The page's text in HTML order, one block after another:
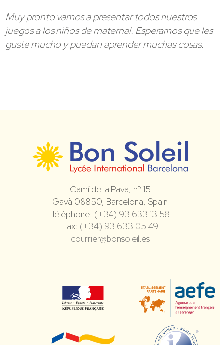
Muy pronto vamos a presentar todos nuestros
juegos a los niños de maternal. Esperamos que les
guste mucho y puedan aprender muchas cosas.
Camí de la Pava, nº 15
Gavà 08850, Barcelona, Spain
Téléphone: (+34) 93 633 13 58
Fax: (+34) 93 633 05 49
courrier@bonsoleil.es